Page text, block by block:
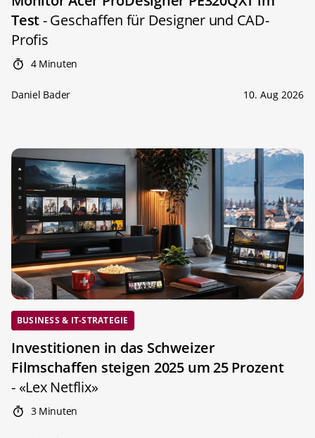
Test- Geschaffen für Designer und CAD-
Profis
4 Minuten
Daniel Bader 10. Aug 2026
BUSINESS & IT-STRATEGIE
Investitionen in das Schweizer
Filmschaffen steigen 2025 um 25 Prozent
- «Lex Netflix»
3 Minuten